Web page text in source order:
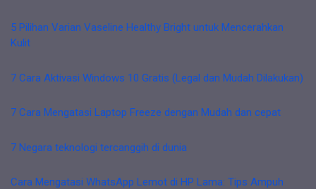
5 Pilihan Varian Vaseline Healthy Bright untuk Mencerahkan
Kulit
7 Cara Aktivasi Windows 10 Gratis (Legal dan Mudah Dilakukan)
7 Cara Mengatasi Laptop Freeze dengan Mudah dan cepat
7 Negara teknologi tercanggih di dunia
Cara Mengatasi WhatsApp Lemot di HP Lama: Tips Ampuh